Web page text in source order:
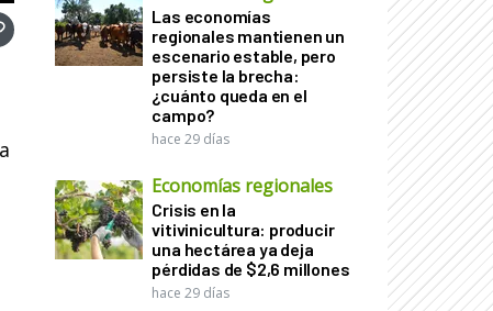
Las economías
regionales mantienen un
escenario estable, pero
persiste la brecha:
¿cuánto queda en el
campo?
hace 29 días
Economías regionales
Crisis en la
vitivinicultura: producir
una hectárea ya deja
pérdidas de $2,6 millones
hace 29 días